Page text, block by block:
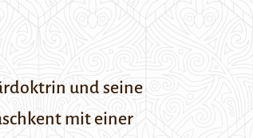
und seine
mit einer